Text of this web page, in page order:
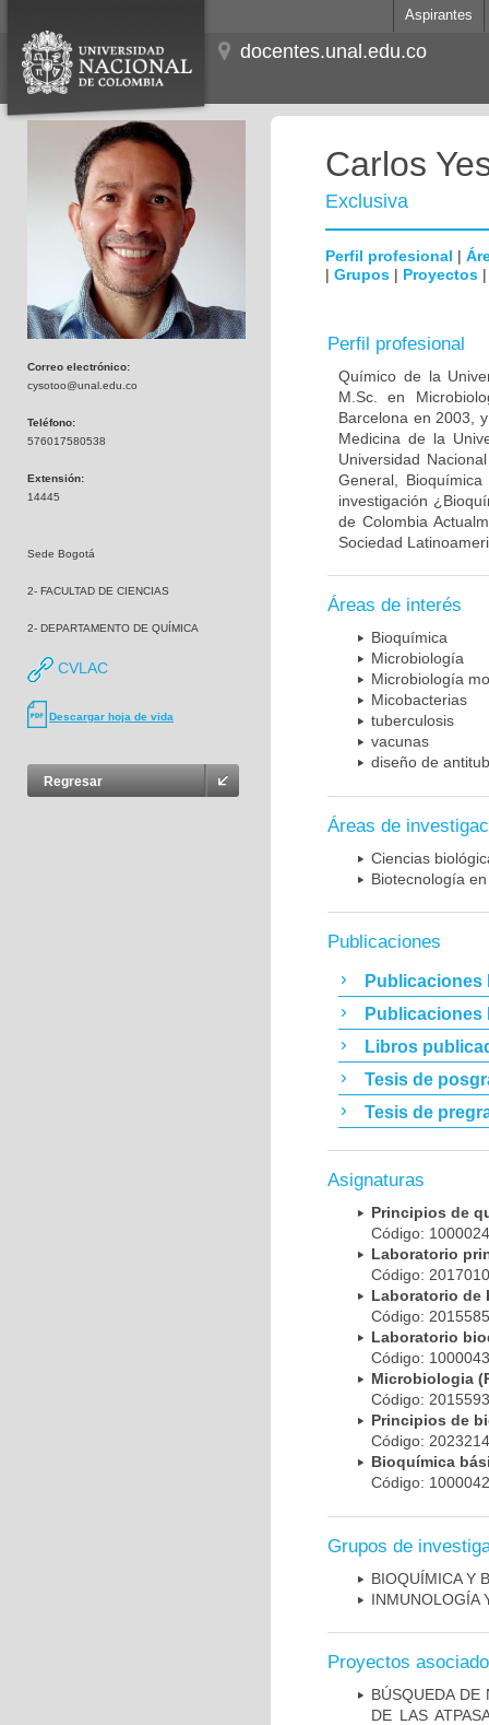
Aspirantes
docentes.unal.edu.co
Correo electrónico:
cysotoo@unal.edu.co
Teléfono:
576017580538
Extensión:
14445
Sede Bogotá
2- FACULTAD DE CIENCIAS
2- DEPARTAMENTO DE QUÍMICA
CVLAC
Descargar hoja de vida
Regresar
Carlos
Exclusiva
Perfil profesional |
| Grupos | Proyectos
Perfil profesional
Químico de la
M.Sc. en
Barcelona en 2003,
Medicina de la
Universidad
General,
investigación
de Colombia
Sociedad
Áreas de interés
Bioquímica
Microbiología
Microbiología
Micobacterias
tuberculosis
vacunas
diseño de
Áreas de
Ciencias
Biotecnología
Publicaciones
Publicaciones
Publicaciones
Libros
Tesis de
Tesis de
Asignaturas
Principios de
Código:
Laboratorio
Código:
Laboratorio de
Código:
Laboratorio
Código:
Microbiologia
Código:
Principios de
Código:
Bioquímica
Código:
Grupos de
BIOQUÍMICA Y
INMUNOLOGÍA
Proyectos
BÚSQUEDA DE
DE LAS